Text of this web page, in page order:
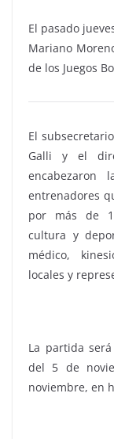
El pasado
Mariano
de los Juegos
El
Galli y el
encabezaron
entrenadores
por más de
cultura y
médico,
locales y
La partida
del 5 de
noviembre, en